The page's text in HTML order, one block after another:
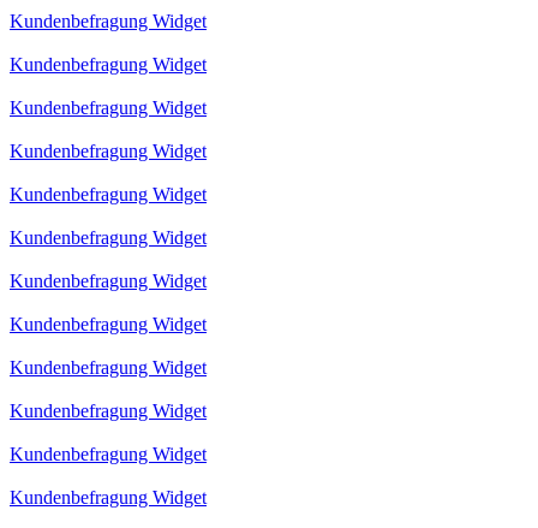
Kundenbefragung Widget
Kundenbefragung Widget
Kundenbefragung Widget
Kundenbefragung Widget
Kundenbefragung Widget
Kundenbefragung Widget
Kundenbefragung Widget
Kundenbefragung Widget
Kundenbefragung Widget
Kundenbefragung Widget
Kundenbefragung Widget
Kundenbefragung Widget